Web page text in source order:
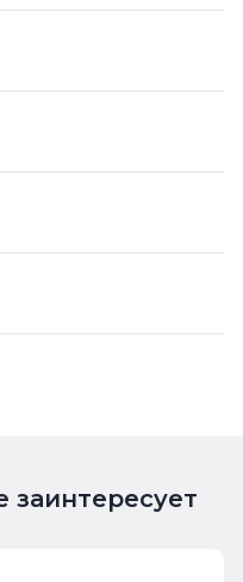
заинтересует